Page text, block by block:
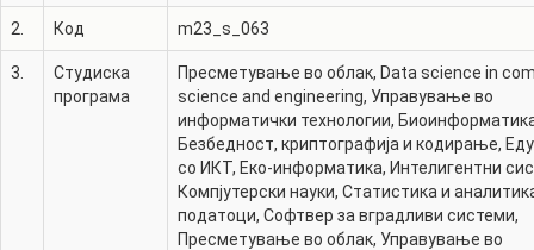
2. Код m23_s_063
3.
Студиска
програма
Пресметување во облак, Data science in
science and engineering, Управување во
информатички технологии,
Безбедност, криптографија и кодирање,
со ИКТ, Еко-информатика, Интелигентни
Компјутерски науки, Статистика и
податоци, Софтвер за вградливи системи,
Пресметување во облак, Управување во